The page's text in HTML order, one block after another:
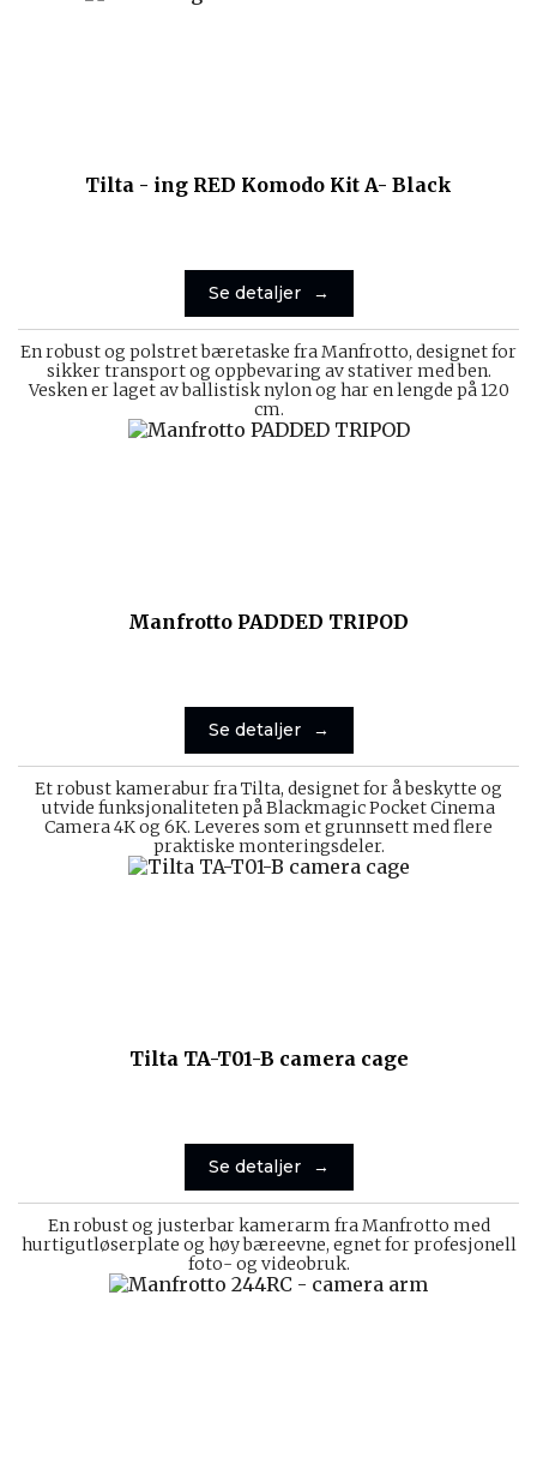
Tilta - ing RED Komodo Kit A- Black
Se detaljer
Manfrotto PADDED TRIPOD
En robust og polstret bæretaske fra Manfrotto, designet for
sikker transport og oppbevaring av stativer med ben.
Vesken er laget av ballistisk nylon og har en lengde på 120
cm.
Se detaljer
Tilta TA-T01-B camera cage
Et robust kamerabur fra Tilta, designet for å beskytte og
utvide funksjonaliteten på Blackmagic Pocket Cinema
Camera 4K og 6K. Leveres som et grunnsett med flere
praktiske monteringsdeler.
Se detaljer
En robust og justerbar kamerarm fra Manfrotto med
hurtigutløserplate og høy bæreevne, egnet for profesjonell
foto- og videobruk.